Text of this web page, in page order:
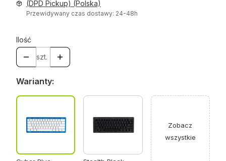
(DPD Pickup) (Polska)
Przewidywany czas dostawy: 24-48h
Ilość
szt.
Warianty:
Zobacz
wszystkie